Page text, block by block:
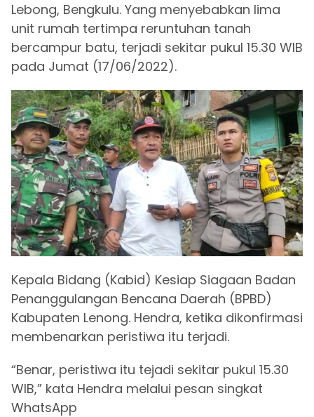
Lebong, Bengkulu. Yang menyebabkan lima
unit rumah tertimpa reruntuhan tanah
bercampur batu, terjadi sekitar pukul 15.30 WIB
pada Jumat (17/06/2022).
Kepala Bidang (Kabid) Kesiap Siagaan Badan
Penanggulangan Bencana Daerah (BPBD)
Kabupaten Lenong. Hendra, ketika dikonfirmasi
membenarkan peristiwa itu terjadi.
“Benar, peristiwa itu tejadi sekitar pukul 15.30
WIB,” kata Hendra melalui pesan singkat
WhatsApp